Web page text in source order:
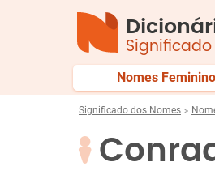
Nomes
Significado dos Nomes